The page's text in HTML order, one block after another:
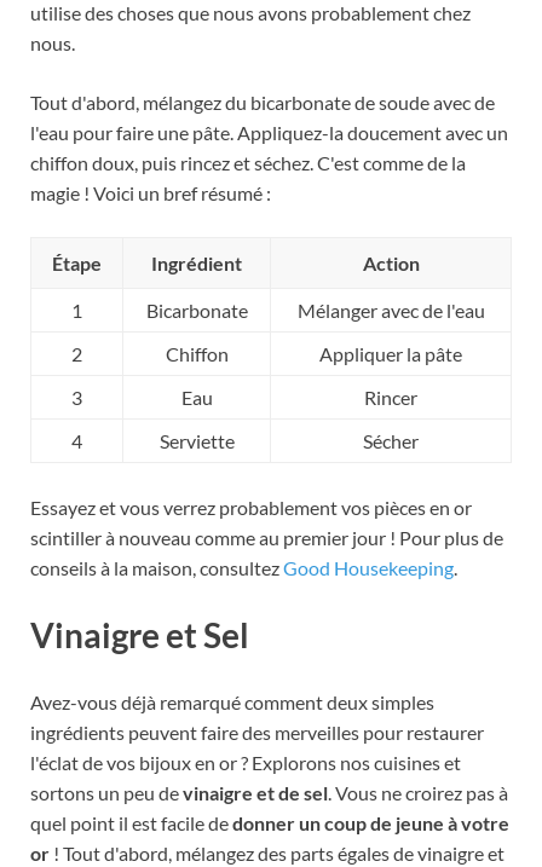
utilise des choses que nous avons probablement chez
nous.
Tout d'abord, mélangez du bicarbonate de soude avec de
l'eau pour faire une pâte. Appliquez-la doucement avec un
chiffon doux, puis rincez et séchez. C'est comme de la
magie ! Voici un bref résumé :
Étape Ingrédient Action
1 Bicarbonate
Mélanger avec de l'eau
2
Chiffon
Appliquer la pâte
3
Eau
Rincer
4
Serviette Sécher
Essayez et vous verrez probablement vos pièces en or
scintiller à nouveau comme au premier jour ! Pour plus de
conseils à la maison, consultezGood Housekeeping
Vinaigre et Sel
Avez-vous déjà remarqué comment deux simples
ingrédients peuvent faire des merveilles pour restaurer
l'éclat de vos bijoux en or ? Explorons nos cuisines et
sortons un peu devinaigre et de sel. Vous ne croirez pas à
quel point il est facile dedonner un coup de jeune à votre
or ! Tout d'abord, mélangez des parts égales de vinaigre et